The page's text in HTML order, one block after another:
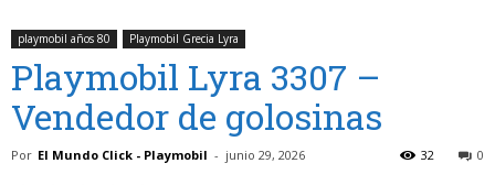
playmobil años 80 Playmobil Grecia Lyra
Playmobil Lyra 3307 –
Vendedor de golosinas
Por El Mundo Click - Playmobil - junio 29, 2026 0
32